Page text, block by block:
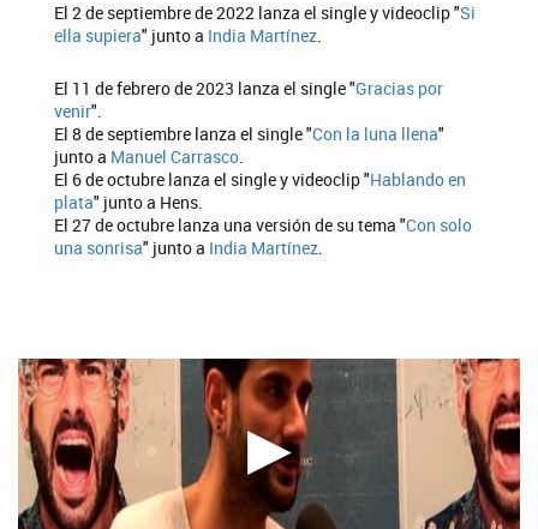
El 2 de septiembre de 2022 lanza el single y videoclip "Si
ella supiera" junto a India Martínez.
El 11 de febrero de 2023 lanza el single "Gracias por
venir".
El 8 de septiembre lanza el single "Con la luna llena"
junto a Manuel Carrasco.
El 6 de octubre lanza el single y videoclip "Hablando en
plata" junto a Hens.
El 27 de octubre lanza una versión de su tema "Con solo
una sonrisa" junto a India Martínez.